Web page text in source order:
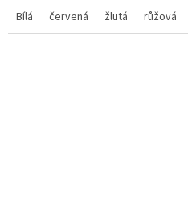
Bílá červená žlutá růžová